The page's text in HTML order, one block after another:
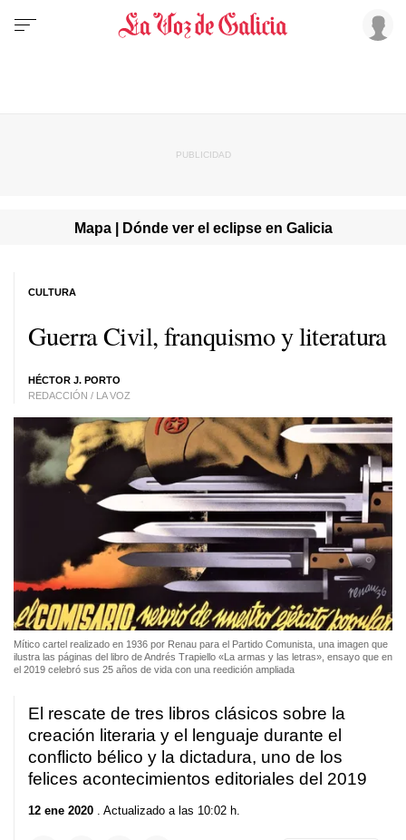
Mapa | Dónde ver el eclipse en Galicia
Guerra Civil, franquismo y literatura
HÉCTOR J. PORTO
REDACCIÓN / LA VOZ
CULTURA
Mítico cartel realizado en 1936 por Renau para el Partido Comunista, una imagen que
ilustra las páginas del libro de Andrés Trapiello «La armas y las letras», ensayo que en
el 2019 celebró sus 25 años de vida con una reedición ampliada
El rescate de tres libros clásicos sobre la
creación literaria y el lenguaje durante el
conflicto bélico y la dictadura, uno de los
felices acontecimientos editoriales del 2019
12 ene 2020 . Actualizado a las 10:02 h.